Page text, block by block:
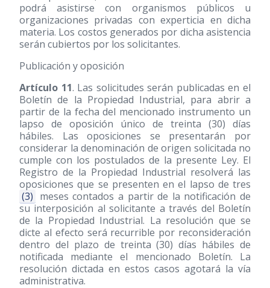
podrá asistirse con organismos públicos u
organizaciones privadas con experticia en dicha
materia. Los costos generados por dicha asistencia
serán cubiertos por los solicitantes.
Publicación y oposición
Artículo 11. Las solicitudes serán publicadas en el
Boletín de la Propiedad Industrial, para abrir a
partir de la fecha del mencionado instrumento un
lapso de oposición único de treinta (30) días
hábiles. Las oposiciones se presentarán por
considerar la denominación de origen solicitada no
cumple con los postulados de la presente Ley. El
Registro de la Propiedad Industrial resolverá las
oposiciones que se presenten en el lapso de tres
(3) meses contados a partir de la notificación de
su interposición al solicitante a través del Boletín
de la Propiedad Industrial. La resolución que se
dicte al efecto será recurrible por reconsideración
dentro del plazo de treinta(30) días hábiles de
notificada mediante el mencionado Boletín. La
resolución dictada en estos casos agotará la vía
administrativa.